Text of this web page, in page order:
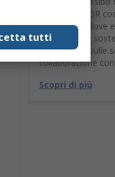
Scansiona il QR
documento dove
soluzione più
Scopri di più sulle
collaborazione
Scopri di più
tutti